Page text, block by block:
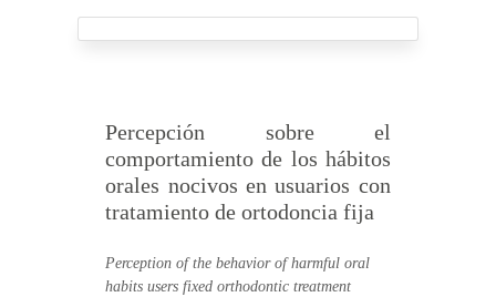
Percepción sobre el
comportamiento de los hábitos
orales nocivos en usuarios con
tratamiento de ortodoncia fija
Perception of the behavior of harmful oral
habits users fixed orthodontic treatment